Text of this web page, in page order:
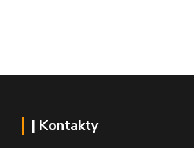
| Kontakty